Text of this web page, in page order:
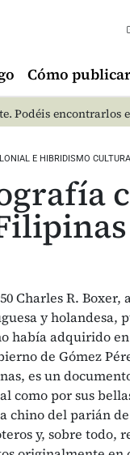
Cómo
Podéis encontrarlos
E HIBRIDISMO
Charles R.
y holandesa,
había adquirido
de Gómez
es un
como por sus
chino del parián
y, sobre todo,